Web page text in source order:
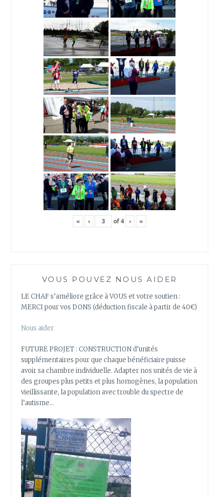
« ‹ of4 › »
VOUS POUVEZ NOUS AIDER
LE CHAF s’améliore grâce à VOUS et votre soutien :
MERCI pour vos DONS (déduction fiscale à partir de 40€)
Nous aider
FUTURE PROJET : CONSTRUCTION d’unités
supplémentaires pour que chaque bénéficiaire puisse
avoir sa chambre individuelle. Adapter nos unités de vie à
des groupes plus petits et plus homogènes, la population
vieillissante, la population avec trouble du spectre de
l’autisme…